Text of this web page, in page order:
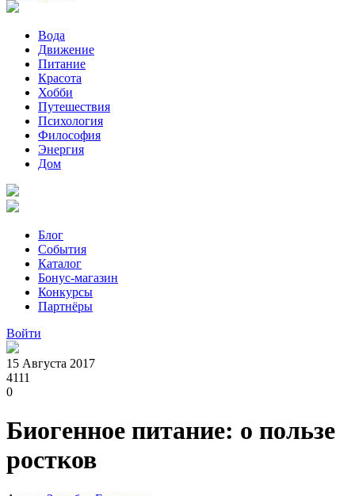
Вода
Движение
Питание
Красота
Хобби
Путешествия
Психология
Философия
Энергия
Дом
Блог
События
Каталог
Бонус-магазин
Конкурсы
Партнёры
Войти
15 Августа 2017
4111
0
Биогенное питание: о пользе
ростков